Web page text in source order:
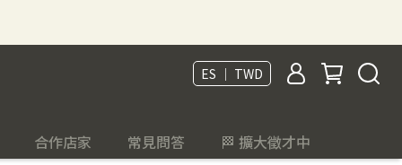
ES ｜ TWD
合作店家 常見問答 🏁 擴大徵才中